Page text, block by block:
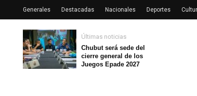
Últimas noticias
Chubut será sede del
cierre general de los
Juegos Epade 2027
Generales Destacadas Nacionales Deportes